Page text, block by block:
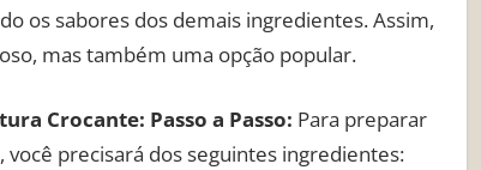
os sabores dos demais ingredientes. Assim,
mas também uma opção popular.
Crocante: Passo a Passo: Para preparar
precisará dos seguintes ingredientes: